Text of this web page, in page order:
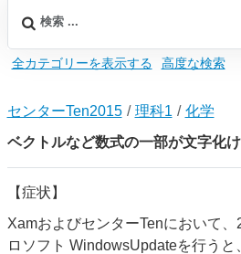
全カテゴリーを表示する 高度な検索
センターTen2015 理科1
化学
ベクトルなど数式の一部が文字化
【症状】
XamおよびセンターTenにおいて
ロソフト WindowsUpdateを行う